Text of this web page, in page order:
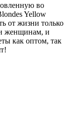
во
Yellow
от жизни только
женщинам, и
как оптом, так